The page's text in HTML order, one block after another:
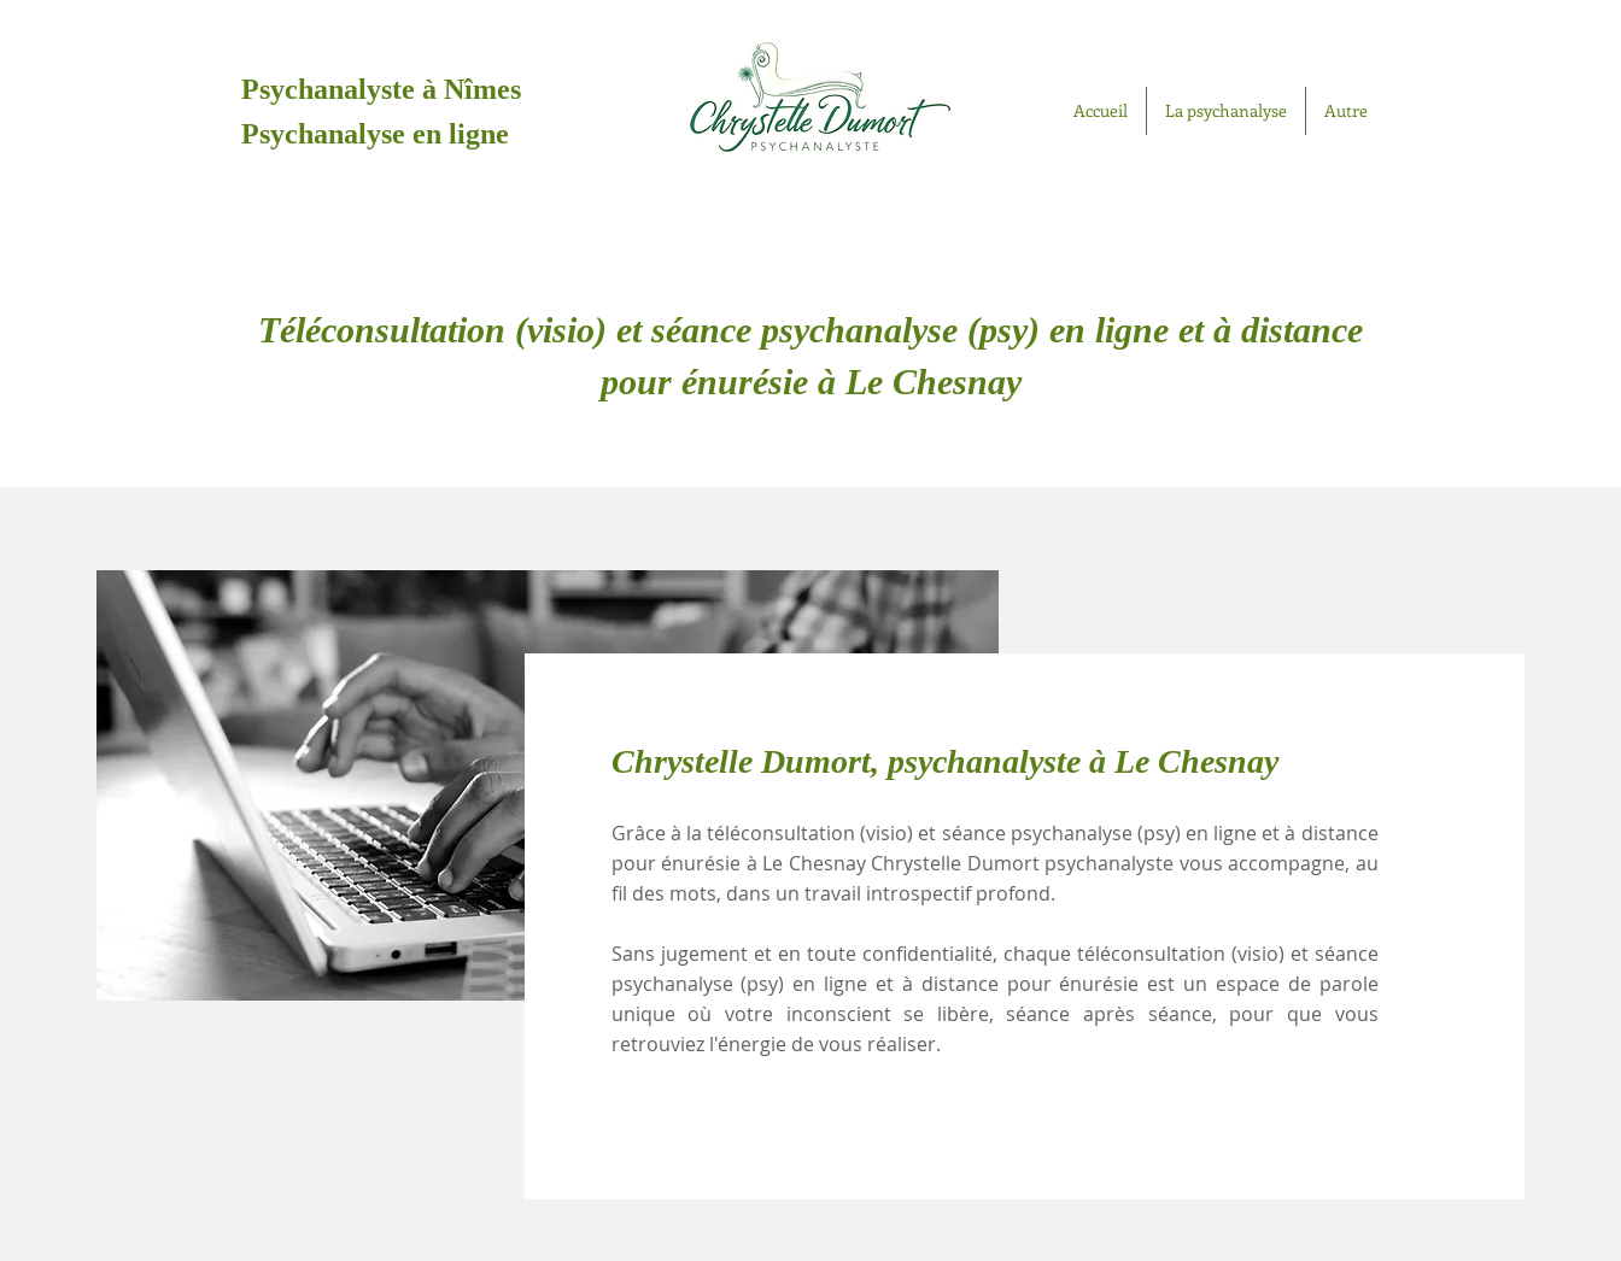
Psychanalyste à Nîmes
Psychanalyse en ligne
Accueil La psychanalyse Autre
Téléconsultation (visio) et séance psychanalyse (psy) en ligne et à distance
pour énurésie à Le Chesnay
Chrystelle Dumort, psychanalyste à Le Chesnay
Grâce à la téléconsultation (visio) et séance psychanalyse (psy) en ligne et à distance
pour énurésie à Le Chesnay Chrystelle Dumort psychanalyste vous accompagne, au
fil des mots, dans un travail introspectif profond.
Sans jugement et en toute confidentialité, chaque téléconsultation (visio) et séance
psychanalyse (psy) en ligne et à distance pour énurésie est un espace de parole
unique où votre inconscient se libère, séance après séance, pour que vous
retrouviez l'énergie de vous réaliser.